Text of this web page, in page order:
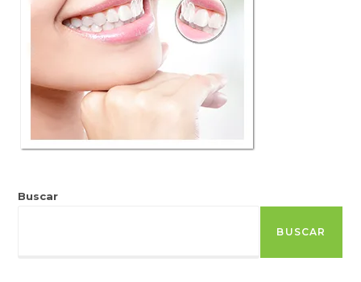
Buscar
BUSCAR